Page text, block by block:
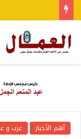
أهم الأخبار عرب و